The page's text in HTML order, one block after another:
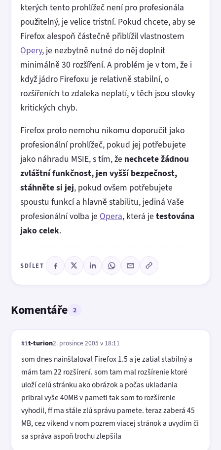
kterých tento prohlížeč není pro profesionála
použitelný, je velice tristní. Pokud chcete, aby se
Firefox alespoň částečně přiblížil vlastnostem
Opery, je nezbytně nutné do něj doplnit
minimálně 30 rozšíření. A problém je v tom, že i
když jádro Firefoxu je relativně stabilní, o
rozšířeních to zdaleka neplatí, v těch jsou stovky
kritických chyb.
Firefox proto nemohu nikomu doporučit jako
profesionální prohlížeč, pokud jej potřebujete
jako náhradu MSIE, s tím, že nechcete žádnou
zvláštní funkčnost, jen vyšší bezpečnost,
stáhněte si jej, pokud ovšem potřebujete
spoustu funkcí a hlavně stabilitu, jediná Vaše
profesionální volba je Opera, která je testována
jako celek.
SDÍLET
Komentáře 2
#1t-turion2. prosince 2005 v 18:11
som dnes nainštaloval Firefox 1.5 a je zatial stabilný a
mám tam 22 rozšírení. som tam mal rozšírenie ktoré
uloží celú stránku ako obrázok a počas ukladania
pribral vyše 40MB v pameti tak som to rozšírenie
vyhodil, ff ma stále zlú správu pamete. teraz zaberá 45
MB, cez vikend v nom pozrem viacej stránok a uvydím či
sa správa aspoň trochu zlepšila